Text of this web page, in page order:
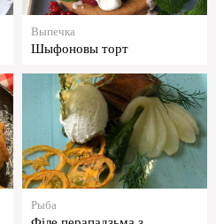
Выпечка
Шыфоновы торт
Рыба